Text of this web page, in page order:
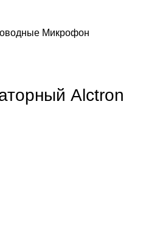
Микрофон
Alctron